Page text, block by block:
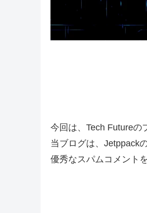
今回は、Tech Futureの
当ブログは、Jetppack
優秀なスパムコメント